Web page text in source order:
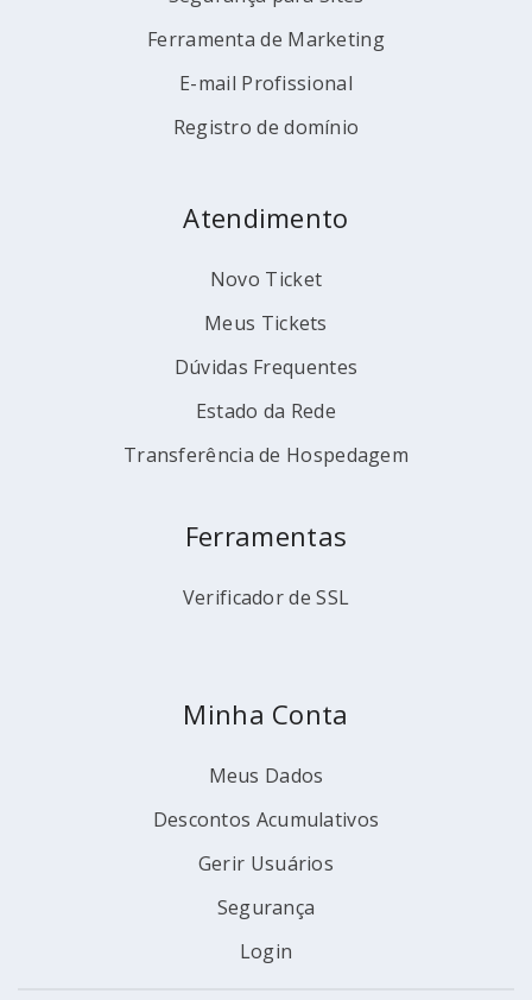
Ferramenta de Marketing
E-mail Profissional
Registro de domínio
Atendimento
Novo Ticket
Meus Tickets
Dúvidas Frequentes
Estado da Rede
Transferência de Hospedagem
Ferramentas
Verificador de SSL
Minha Conta
Meus Dados
Descontos Acumulativos
Gerir Usuários
Segurança
Login